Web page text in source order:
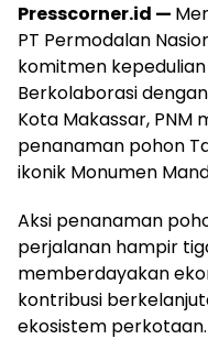
Presscorner.id —
PT Permodalan
komitmen
Berkolaborasi
Kota Makassar, PNM
penanaman pohon
ikonik Monumen
​Aksi penanaman
perjalanan hampir
memberdayakan
kontribusi
ekosistem perkotaan.